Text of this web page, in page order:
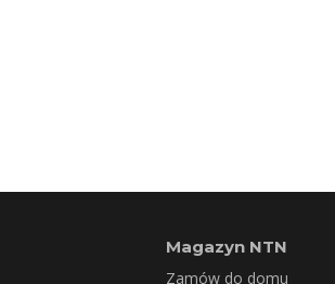
Magazyn NTN
Zamów do domu